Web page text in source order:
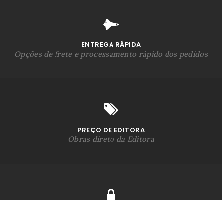
ENTREGA RÁPIDA
Opções de frete e processamento rápido dos pedidos
PREÇO DE EDITORA
Obras direto da Editora